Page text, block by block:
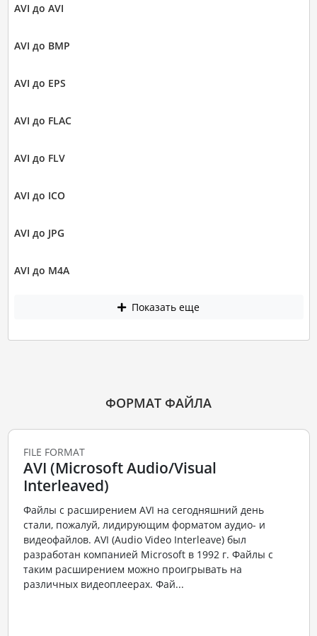
AVI до AVI
AVI до BMP
AVI до EPS
AVI до FLAC
AVI до FLV
AVI до ICO
AVI до JPG
AVI до M4A
Показать еще
ФОРМАТ ФАЙЛА
FILE FORMAT
AVI (Microsoft Audio/Visual
Interleaved)
Файлы с расширением AVI на сегодняшний день
стали, пожалуй, лидирующим форматом аудио- и
видеофайлов. AVI (Audio Video Interleave) был
разработан компанией Microsoft в 1992 г. Файлы с
таким расширением можно проигрывать на
различных видеоплеерах. Фай...